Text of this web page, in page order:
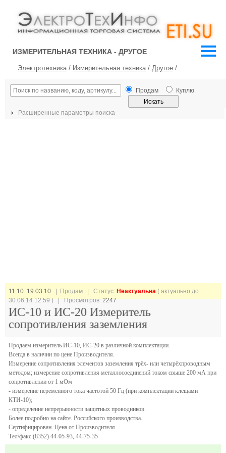
ИЗМЕРИТЕЛЬНАЯ ТЕХНИКА - ДРУГОЕ
Электротехника/ Измерительная техника/ Другое /
Продам Куплю
Расширенные параметры поиска
11:10 19.03.10 | Продам | Статус: Неактуальна ( актуально до
30.06.14 12:59 ) | Просмотров:2247
ИС-10 и ИС-20 Измеритель
сопротивления заземления
Продаем измеритель ИС-10, ИС-20 в различной комплектации.
Всегда в наличии по цене Производителя.
Измерение сопротивления элементов заземления трёх- или четырёхпроводным
методом; измерение сопротивления металлосоединений током свыше 200 мА при
сопротивлении от 1 мОм
- измерение переменного тока частотой 50 Гц (при комплектации клещами
КТИ-10);
- определение непрерывности защитных проводников.
Более подробно на сайте. Российского производства.
Сертифицирован. Цена от Производителя.
Тел/факс (8352) 44-05-93, 44-75-35